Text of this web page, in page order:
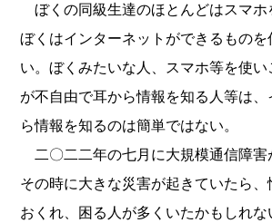
ぼくの同級生達のほとんどはスマホ
ぼくはインターネットができるものを
い。ぼくみたいな人、スマホ等を使い
が不自由で耳から情報を知る人等は
ら情報を知るのは簡単ではない。
二〇二二年の七月に大規模通信障害
その時に大きな災害が起きていたら
おくれ、困る人が多くいたかもしれ